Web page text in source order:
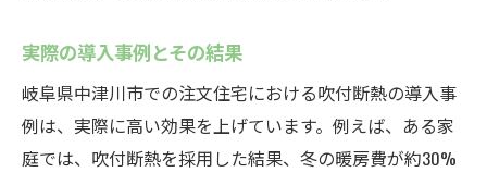
実際の導入事例とその結果
岐阜県中津川市での注文住宅における吹付断熱の導入事
例は、実際に高い効果を上げています。例えば、ある家
庭では、吹付断熱を採用した結果、冬の暖房費が約30%